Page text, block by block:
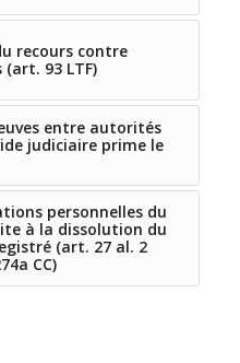
recours contre
(art. 93 LTF)
entre autorités
judiciaire prime le
personnelles du
à la dissolution du
(art. 27 al. 2
CC)